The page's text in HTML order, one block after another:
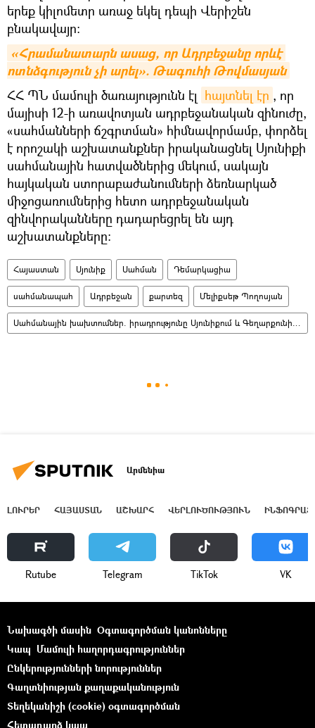
երեք կիլոմետր առաջ եկել դեպի Վերիշեն
բնակավայր։
«Հրամանատարն ասաց, որ Ադրբեջանը որևէ
ոտնձգություն չի արել». Թագուհի Թովմասյան
ՀՀ ՊՆ մամուլի ծառայությունն էլ հայտնել էր , որ
մայիսի 12-ի առավոտյան ադրբեջանական զինուժը,
«սահմանների ճշգրտման» հիմնավորմամբ, փորձել
է որոշակի աշխատանքներ իրականացնել Սյունիքի
սահմանային հատվածներից մեկում, սակայն
հայկական ստորաբաժանումների ձեռնարկած
միջոցառումներից հետո ադրբեջանական
զինվորականները դադարեցրել են այդ
աշխատանքները։
Հայաստան Սյունիք Սահման Դեմարկացիա
սահմանապահ Ադրբեջան քարտեզ Մելիքսեթ Պողոսյան
Սահմանային խախտումներ. իրադրությունը Սյունիքում և Գեղարքունիքում
Արմենիա
ԼՈՒՐԵՐ ՀԱՅԱՍՏԱՆ ԱՇԽԱՐՀ ՎԵՐԼՈՒԾՈՒԹՅՈՒՆ
Rutube Telegram ТikТоk VK
Նախագծի մասին Օգտագործման կանոնները
Կապ Մամուլի հաղորդագրություններ
Ընկերությունների նորություններ
Գաղտնիության քաղաքականություն
Տեղեկանիշի (cookie) օգտագործման
Հետադարձ կապ